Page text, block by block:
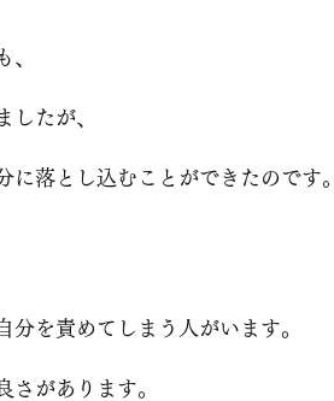
、
したが、
に落とし込むことができたのです。
分を責めてしまう人がいます。
さがあります。